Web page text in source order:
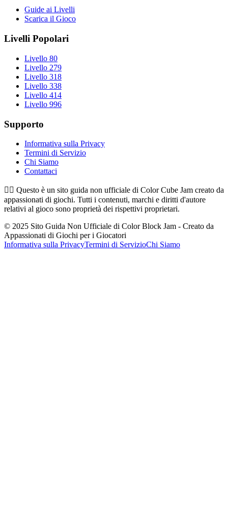
Guide ai Livelli
Scarica il Gioco
Livelli Popolari
Livello 80
Livello 279
Livello 318
Livello 338
Livello 414
Livello 996
Supporto
Informativa sulla Privacy
Termini di Servizio
Chi Siamo
Contattaci
👉🏻 Questo è un sito guida non ufficiale di Color Cube Jam creato da
appassionati di giochi. Tutti i contenuti, marchi e diritti d'autore
relativi al gioco sono proprietà dei rispettivi proprietari.
© 2025 Sito Guida Non Ufficiale di Color Block Jam - Creato da
Appassionati di Giochi per i Giocatori
Informativa sulla PrivacyTermini di ServizioChi Siamo